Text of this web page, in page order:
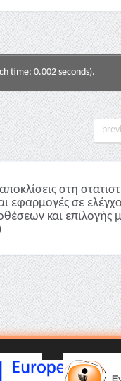
time: 0.002 seconds).
στη
εφαρμογές σε
και επιλογής